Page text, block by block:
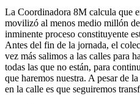
La Coordinadora 8M calcula que
movilizó al menos medio millón de
inminente proceso constituyente
Antes del fin de la jornada, el
vez más salimos a las calles para
todas las que no están, para
que haremos nuestra. A pesar de
en la calle es que seguiremos